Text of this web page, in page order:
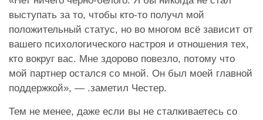
выступать за то, чтобы кто-то получл мой
положительный статус, но во многом всё зависит от
вашего психологического настроя и отношения тех,
кто вокруг вас. Мне здорово повезло, потому что
мой партнер остался со мной. Он был моей главной
поддержкой», — .заметил Честер.
Тем не менее, даже если вы не сталкиваетесь со